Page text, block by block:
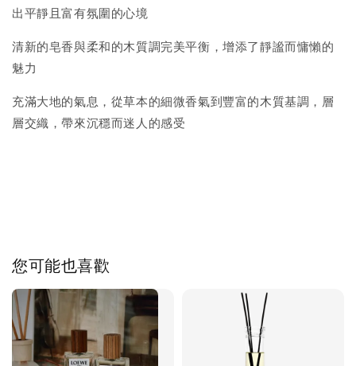
出平靜且富有氛圍的心境
清新的皂香與柔和的木質調完美平衡，增添了靜謐而慵懶的
魅力
充滿大地的氣息，從草本的細微香氣到豐富的木質基調，層
層交織，帶來沉穩而迷人的感受
您可能也喜歡